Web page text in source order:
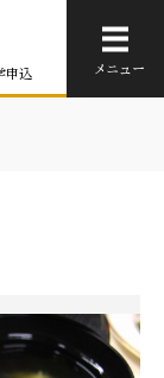
申込 メニュー